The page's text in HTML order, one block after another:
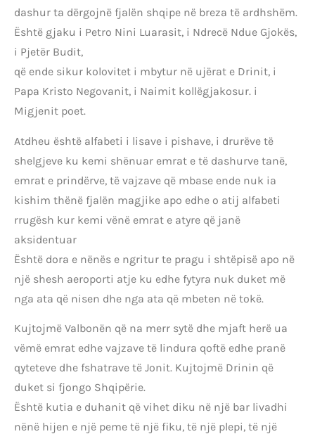
dashur ta dërgojnë fjalën shqipe në breza të ardhshëm.
Është gjaku i Petro Nini Luarasit, i Ndrecë Ndue Gjokës,
i Pjetër Budit,
që ende sikur kolovitet i mbytur në ujërat e Drinit, i
Papa Kristo Negovanit, i Naimit kollëgjakosur. i
Migjenit poet.
Atdheu është alfabeti i lisave i pishave, i drurëve të
shelgjeve ku kemi shënuar emrat e të dashurve tanë,
emrat e prindërve, të vajzave që mbase ende nuk ia
kishim thënë fjalën magjike apo edhe o atij alfabeti
rrugësh kur kemi vënë emrat e atyre që janë
aksidentuar
Është dora e nënës e ngritur te pragu i shtëpisë apo në
një shesh aeroporti atje ku edhe fytyra nuk duket më
nga ata që nisen dhe nga ata që mbeten në tokë.
Kujtojmë Valbonën që na merr sytë dhe mjaft herë ua
vëmë emrat edhe vajzave të lindura qoftë edhe pranë
qyteteve dhe fshatrave të Jonit. Kujtojmë Drinin që
duket si fjongo Shqipërie.
Është kutia e duhanit që vihet diku në një bar livadhi
nënë hijen e një peme të një fiku, të një plepi, të një